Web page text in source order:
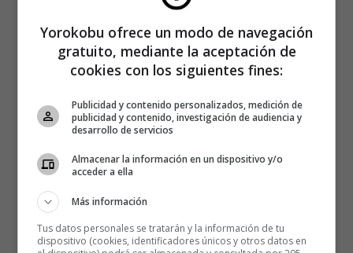
Yorokobu ofrece un modo de navegación
gratuito, mediante la aceptación de
cookies con los siguientes fines:
Publicidad y contenido personalizados, medición de
publicidad y contenido, investigación de audiencia y
desarrollo de servicios
Almacenar la información en un dispositivo y/o
acceder a ella
Más información
Tus datos personales se tratarán y la información de tu
dispositivo (cookies, identificadores únicos y otros datos en